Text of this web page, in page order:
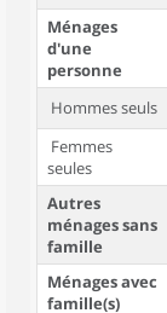
Ménages
d'une
personne
Hommes seuls
Femmes
seules
Autres
ménages sans
famille
Ménages avec
famille(s)